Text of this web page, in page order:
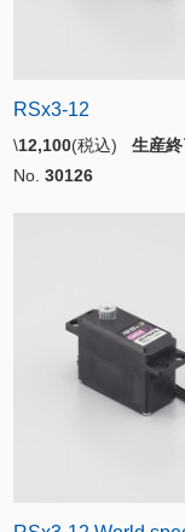
RSx3-12
\12,100(税込) 生産終
No. 30126